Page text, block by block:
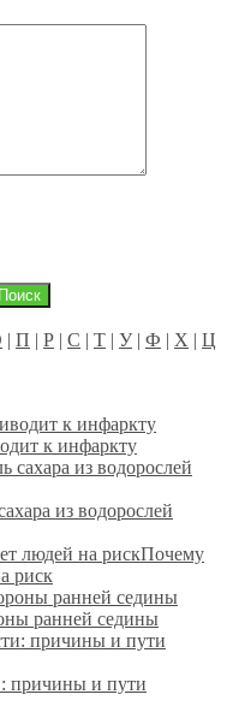
| П | Р | С | Т | У| Ф | Х | Ц
к инфаркту
из водорослей
Почему
риск
ранней седины
причины и пути